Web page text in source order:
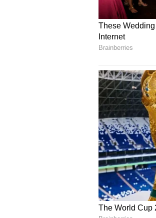
ಸಲ್ಲಿಸಿರುವ
ಚುನಾವಣೆಯು
ಆಯೋಗವು ಯಾವ
ಪ್ರತ್ಯೇಕ
ಸುಪ್ರೀಂ ಹೇಳಿದ್ದೇನು?
- ಮಧ್ಯಪ್ರದೇಶದ
- ಇಷ್ಟೊಂದು
- ಚುನಾವಣೆ ನಡೆಸಲು
- ಸ್ಥಳೀಯ
- ಅವಧಿ ಮುಗಿದಾಗ